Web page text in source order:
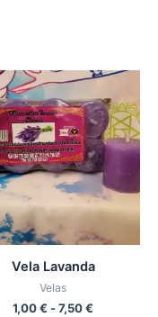
Vela Lavanda
Velas
1,00€ -7,50€
Rango
precios:
desde
1,00 €
hasta
7,50 €
Las